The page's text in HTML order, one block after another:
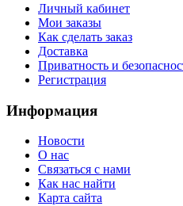
Личный кабинет
Мои заказы
Как сделать заказ
Доставка
Приватность и
Регистрация
Информация
Новости
О нас
Связаться с нами
Как нас найти
Карта сайта